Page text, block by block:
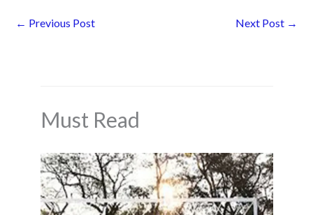
b s
← Previous Post Next Post →
Must Read